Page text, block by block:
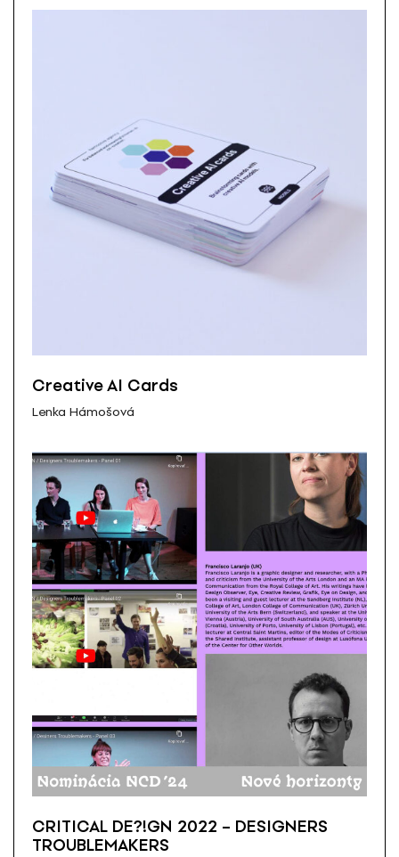
Creative AI Cards
Lenka Hámošová
CRITICAL DE?!GN 2022 – DESIGNERS
TROUBLEMAKERS